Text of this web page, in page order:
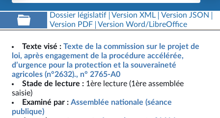
Dossier législatif Version XML
Version JSON
Version PDF
Version Word/LibreOffice
Texte visé : Texte de la commission sur le projet de
loi, après engagement de la procédure accélérée,
d’urgence pour la protection et la souveraineté
agricoles (n°2632)., n° 2765-A0
Stade de lecture : 1ère lecture (1ère assemblée
saisie)
Examiné par : Assemblée nationale (séance
publique)